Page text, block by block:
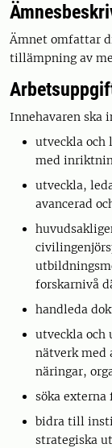
Ämnet omfattar
tillämpning av
Innehavaren ska
utveckla och
med
utveckla,
avancerad
forskarnivå
handleda
utveckla
nätverk med
näringar,
söka externa
bidra till
strategiska